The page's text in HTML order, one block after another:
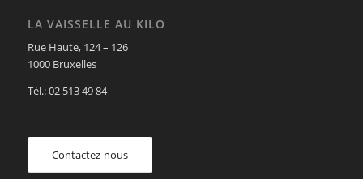
LA VAISSELLE AU KILO
Rue Haute, 124 – 126
1000 Bruxelles
Tél.: 02 513 49 84
Contactez-nous